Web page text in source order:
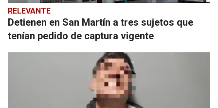
RELEVANTE
Detienen en San Martín a tres sujetos que
tenían pedido de captura vigente